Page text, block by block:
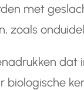
met
zoals
dat